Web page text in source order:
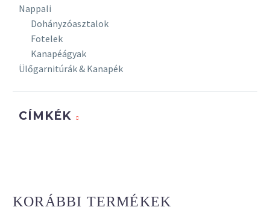
Nappali
Dohányzóasztalok
Fotelek
Kanapéágyak
Ülőgarnitúrák & Kanapék
CÍMKÉK
KORÁBBI TERMÉKEK